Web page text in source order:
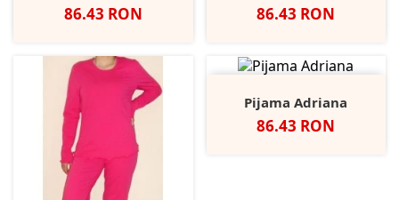
Pret
86.43 RON Pret
86.43 RON
Pijama Adriana
Pret
86.43 RON